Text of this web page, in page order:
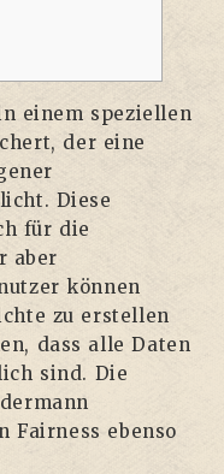
einem speziellen
der eine
Diese
für die
aber
können
zu erstellen
dass alle Daten
sind. Die
Fairness ebenso